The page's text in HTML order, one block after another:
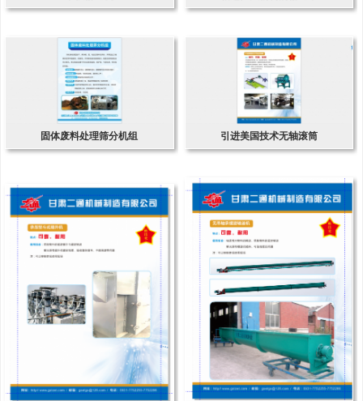
固体废料处理筛分机组 引进美国技术无轴滚筒